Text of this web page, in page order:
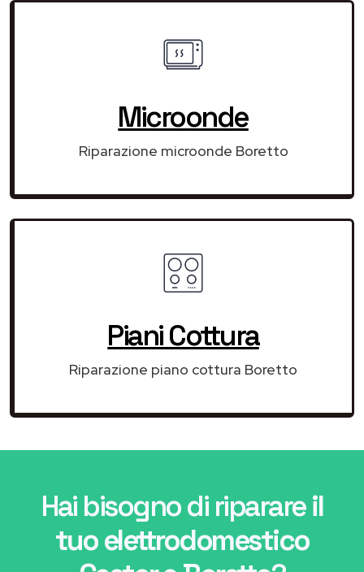
Microonde
Riparazione microonde Boretto
Piani Cottura
Riparazione piano cottura Boretto
Hai bisogno di riparareil
tuo elettrodomestico